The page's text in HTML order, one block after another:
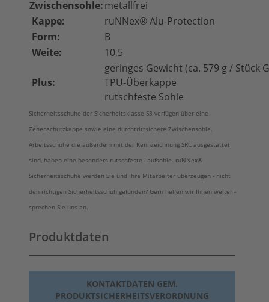
Zwischensohle:metallfrei
Kappe:
ruNNex® Alu-Protection
Form:
B
Weite:
10,5
Plus:
geringes Gewicht (ca. 579 g / Stück
TPU-Überkappe
rutschfeste Sohle
Sicherheitsschuhe der Sicherheitsklasse S3 verfügen über eine
Zehenschutzkappe sowie eine durchtrittsichere Zwischensohle.
Arbeitsschuhe die außerdem mit der Kennzeichnung SRC ausgestattet
sind, haben eine besonders rutschfeste Laufsohle. ruNNex®
Sicherheitsschuhe werden Sie und Ihre Mitarbeiter überzeugen - nicht
den richtigen Sicherheitsschuh gefunden? Gern helfen wir Ihnen weiter -
sprechen Sie uns an.
Produktdaten
KONTAKTDATEN GEM.
PRODUKTSICHERHEITSVERORDNUNG